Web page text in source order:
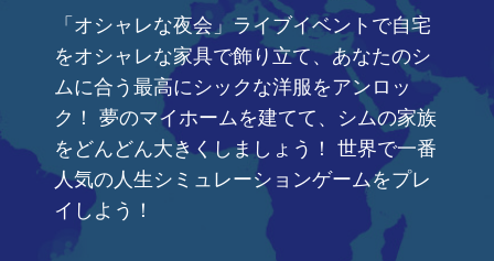
「オシャレな夜会」ライブイベントで自宅
をオシャレな家具で飾り立て、あなたのシ
ムに合う最高にシックな洋服をアンロッ
ク！ 夢のマイホームを建てて、シムの家族
をどんどん大きくしましょう！ 世界で一番
人気の人生シミュレーションゲームをプレ
イしよう！